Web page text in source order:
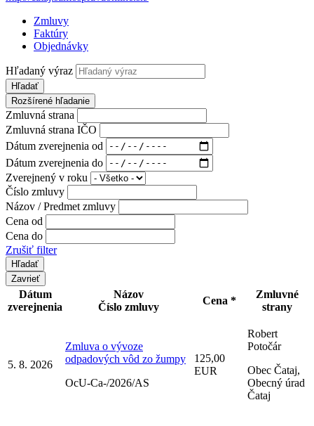
Zmluvy
Faktúry
Objednávky
Hľadaný výraz
Hľadať
Rozšírené hľadanie
Zmluvná strana
Zmluvná strana IČO
Dátum zverejnenia od
Dátum zverejnenia do
Zverejnený v roku
Číslo zmluvy
Názov / Predmet zmluvy
Cena od
Cena do
Zrušiť filter
Zavrieť
Dátum
zverejnenia
Názov
Číslo zmluvy
Cena *
Zmluvné
strany
5. 8. 2026
Zmluva o vývoze
odpadových vôd zo žumpy
OcU-Ca-/2026/AS
125,00
EUR
Robert
Potočár
Obec Čataj,
Obecný úrad
Čataj